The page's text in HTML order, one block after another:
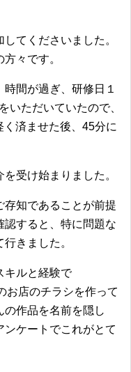
てくださいました。
々です。
間が過ぎ、研修日１
いただいていたので、
済ませた後、45分に
受け始まりました。
知であることが前提
認すると、特に問題な
きました。
キルと経験で
お店のチラシを作って
の作品を名前を隠し
ケートでこれがとて